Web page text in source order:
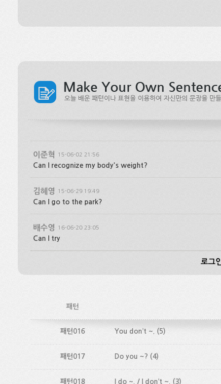
이준혁 15-06-02 21:56
Can I recognize my body's weight?
김혜영 15-06-29 19:49
Can I go to the park?
배수영 16-06-20 23:05
Can I try
로그
패턴
패턴016 You don’t ~. (5)
패턴017 Do you ~? (4)
패턴018 I do ~. / I don’t ~. (3)